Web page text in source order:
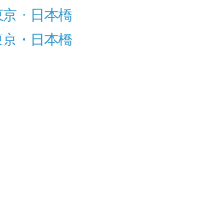
・日本橋
・日本橋